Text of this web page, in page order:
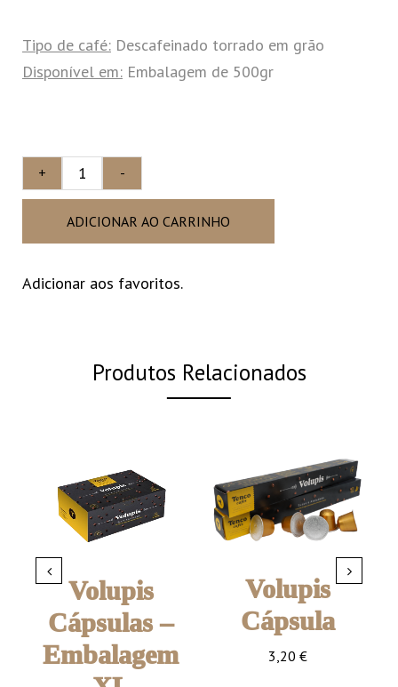
Tipo de café: Descafeinado torrado em grão
Disponível em: Embalagem de 500gr
+ -
ADICIONAR AO CARRINHO
Adicionar aos favoritos.
Produtos Relacionados
Volupis
Cápsulas –
Embalagem
Volupis
Cápsula
3,20 €